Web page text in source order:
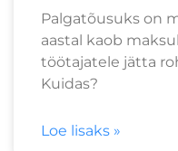
Palgatõusuks on
aastal kaob
töötajatele jätta
Kuidas?
Loe lisaks »